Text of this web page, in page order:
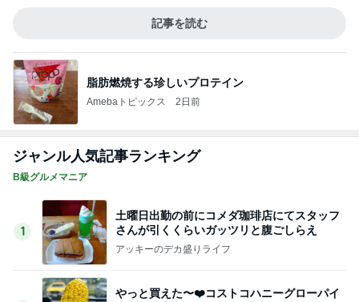
記事を読む
脂肪燃焼する珍しいプロテイン
Amebaトピックス 2日前
ジャンル人気記事ランキング
B級グルメマニア
1
土曜日出勤の前にコメダ珈琲店にてスタッフ
さんが引くくらいガッツリと腹ごしらえ
アッキーのデカ盛りライフ
やっと買えた〜❤️コストコハニーグローパイ